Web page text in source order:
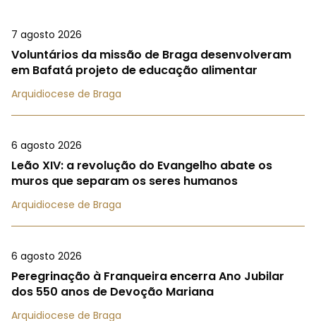
7 agosto 2026
Voluntários da missão de Braga desenvolveram
em Bafatá projeto de educação alimentar
Arquidiocese de Braga
6 agosto 2026
Leão XIV: a revolução do Evangelho abate os
muros que separam os seres humanos
Arquidiocese de Braga
6 agosto 2026
Peregrinação à Franqueira encerra Ano Jubilar
dos 550 anos de Devoção Mariana
Arquidiocese de Braga